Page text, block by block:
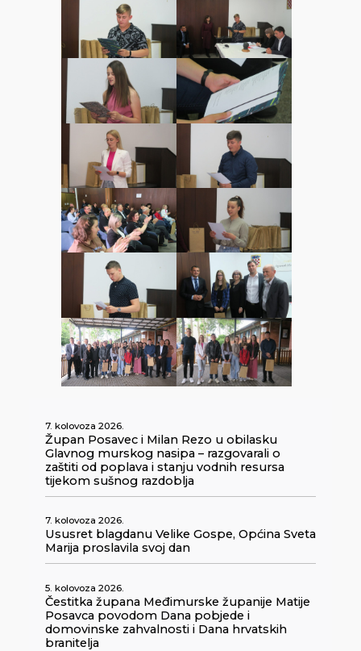
7. kolovoza 2026.
Župan Posavec i Milan Rezo u obilasku
Glavnog murskog nasipa – razgovarali o
zaštiti od poplava i stanju vodnih resursa
tijekom sušnog razdoblja
7. kolovoza 2026.
Ususret blagdanu Velike Gospe, Općina Sveta
Marija proslavila svoj dan
5. kolovoza 2026.
Čestitka župana Međimurske županije Matije
Posavca povodom Dana pobjede i
domovinske zahvalnosti i Dana hrvatskih
branitelja